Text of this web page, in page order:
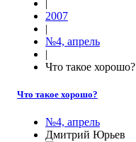
|
2007
|
№4, апрель
|
Что такое хорошо?
Что такое хорошо?
№4, апрель
Дмитрий Юрьев